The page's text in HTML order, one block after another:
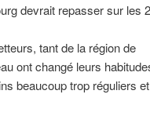
devrait repasser sur les
tant de la région de
ont changé leurs
beaucoup trop réguliers et